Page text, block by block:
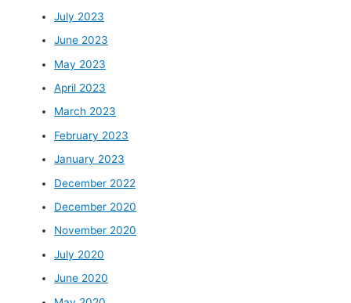
July 2023
June 2023
May 2023
April 2023
March 2023
February 2023
January 2023
December 2022
December 2020
November 2020
July 2020
June 2020